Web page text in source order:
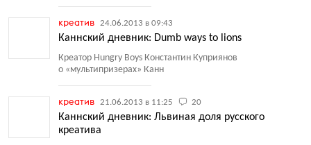
креатив 24.06.2013 в 09:43
Каннский дневник: Dumb ways to lions
Креатор Hungry Boys Константин Куприянов
о «мультипризерах» Канн
креатив 21.06.2013 в 11:25 20
Каннский дневник: Львиная доля русского
креатива